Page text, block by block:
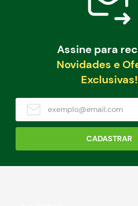
Assine para
Novidades e
Exclusivas!
CADASTRAR